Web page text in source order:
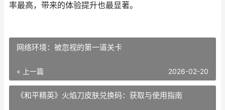
率最高，带来的体验提升也最显著。
网络环境：被忽视的第一道关卡
« 上一篇 2026-02-20
《和平精英》火焰刀皮肤兑换码：获取与使用指南